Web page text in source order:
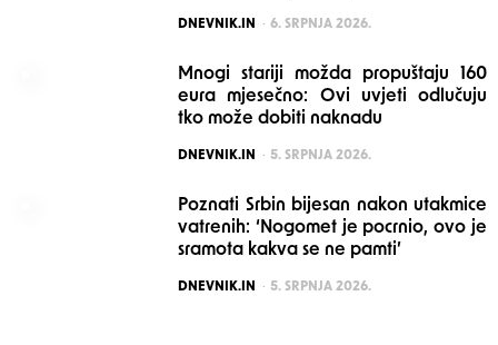
POSTED
DNEVNIK.IN 6. SRPNJA 2026.
Mnogi stariji možda propuštaju 160
eura mjesečno: Ovi uvjeti odlučuju
tko može dobiti naknadu
POSTED
DNEVNIK.IN 5. SRPNJA 2026.
Poznati Srbin bijesan nakon utakmice
vatrenih: ‘Nogomet je pocrnio, ovo je
sramota kakva se ne pamti’
POSTED
DNEVNIK.IN 5. SRPNJA 2026.